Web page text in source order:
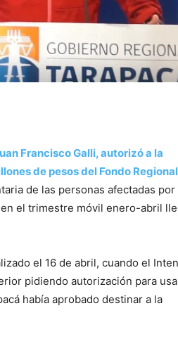
Francisco Galli, autorizó a la
de pesos del Fondo
de las personas afectadas por
el trimestre móvil enero-abril
el 16 de abril, cuando el
pidiendo autorización para
había aprobado destinar a la